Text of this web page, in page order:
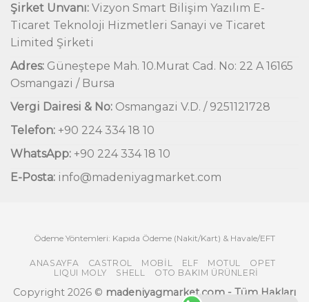
Şirket Unvanı: Vizyon Smart Bilişim Yazılım E-
Ticaret Teknoloji Hizmetleri Sanayi ve Ticaret
Limited Şirketi
Adres: Güneştepe Mah. 10.Murat Cad. No: 22 A 16165
Osmangazi / Bursa
Vergi Dairesi & No: Osmangazi V.D. / 9251121728
Telefon: +90 224 334 18 10
WhatsApp: +90 224 334 18 10
E-Posta: info@madeniyagmarket.com
Ödeme Yöntemleri: Kapıda Ödeme (Nakit/Kart) & Havale/EFT
ANASAYFA CASTROL MOBIL ELF MOTUL
OPET
LIQUI MOLY
SHELL OTO BAKIM ÜRÜNLERI
Copyright 2026 © madeniyagmarket.com - Tüm Hakları